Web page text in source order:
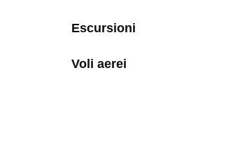
Escursioni
Voli aerei